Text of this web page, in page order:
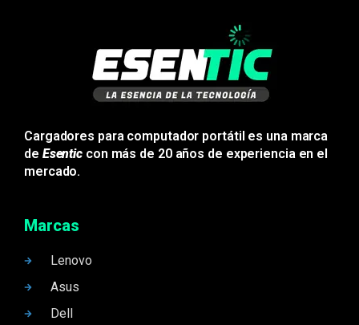
Cargadores para computador portátil es una marca
de Esentic con más de 20 años de experiencia en el
mercado.
Marcas
Lenovo
Asus
Dell